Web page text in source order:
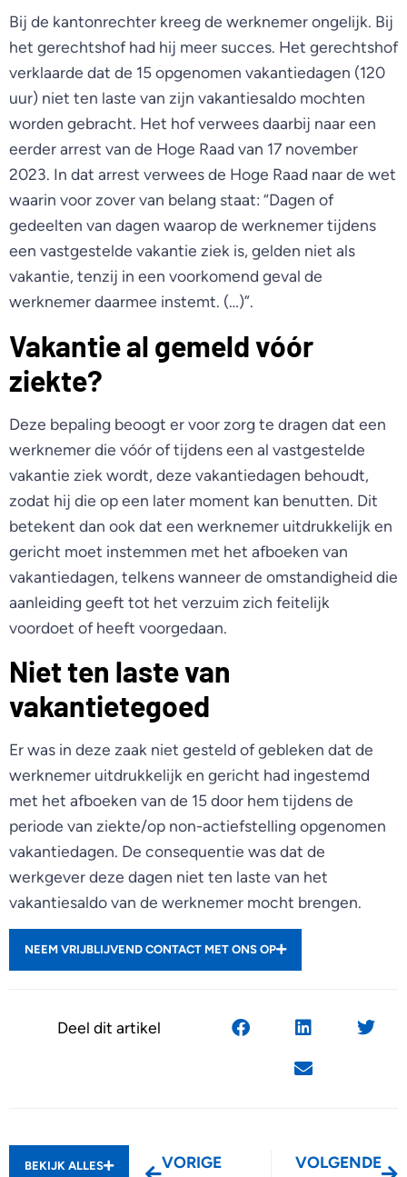
Bij de kantonrechter kreeg de werknemer ongelijk. Bij
het gerechtshof had hij meer succes. Het gerechtshof
verklaarde dat de 15 opgenomen vakantiedagen (120
uur) niet ten laste van zijn vakantiesaldo mochten
worden gebracht. Het hof verwees daarbij naar een
eerder arrest van de Hoge Raad van 17 november
2023. In dat arrest verwees de Hoge Raad naar de wet
waarin voor zover van belang staat: “Dagen of
gedeelten van dagen waarop de werknemer tijdens
een vastgestelde vakantie ziek is, gelden niet als
vakantie, tenzij in een voorkomend geval de
werknemer daarmee instemt. (…)”.
Vakantie al gemeld vóór
ziekte?
Deze bepaling beoogt er voor zorg te dragen dat een
werknemer die vóór of tijdens een al vastgestelde
vakantie ziek wordt, deze vakantiedagen behoudt,
zodat hij die op een later moment kan benutten. Dit
betekent dan ook dat een werknemer uitdrukkelijk en
gericht moet instemmen met het afboeken van
vakantiedagen, telkens wanneer de omstandigheid die
aanleiding geeft tot het verzuim zich feitelijk
voordoet of heeft voorgedaan.
Niet ten laste van
vakantietegoed
Er was in deze zaak niet gesteld of gebleken dat de
werknemer uitdrukkelijk en gericht had ingestemd
met het afboeken van de 15 door hem tijdens de
periode van ziekte/op non-actiefstelling opgenomen
vakantiedagen. De consequentie was dat de
werkgever deze dagen niet ten laste van het
vakantiesaldo van de werknemer mocht brengen.
NEEM VRIJBLIJVEND CONTACT MET ONS OP
Deel dit artikel
BEKIJK ALLES
VORIGE
VOLGENDE